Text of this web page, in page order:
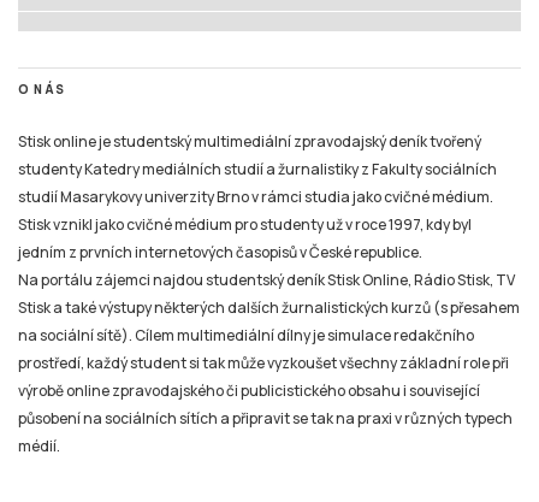
O NÁS
Stisk online je studentský multimediální zpravodajský deník tvořený
studenty Katedry mediálních studií a žurnalistiky z Fakulty sociálních
studií Masarykovy univerzity Brno v rámci studia jako cvičné médium.
Stisk vznikl jako cvičné médium pro studenty už v roce 1997, kdy byl
jedním z prvních internetových časopisů v České republice.
Na portálu zájemci najdou studentský deník Stisk Online, Rádio Stisk, TV
Stisk a také výstupy některých dalších žurnalistických kurzů (s přesahem
na sociální sítě). Cílem multimediální dílny je simulace redakčního
prostředí, každý student si tak může vyzkoušet všechny základní role při
výrobě online zpravodajského či publicistického obsahu i související
působení na sociálních sítích a připravit se tak na praxi v různých typech
médií.